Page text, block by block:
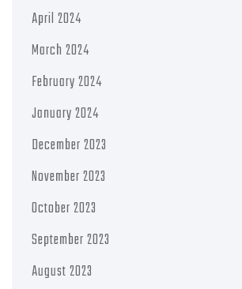
April 2024
March 2024
February 2024
January 2024
December 2023
November 2023
October 2023
September 2023
August 2023